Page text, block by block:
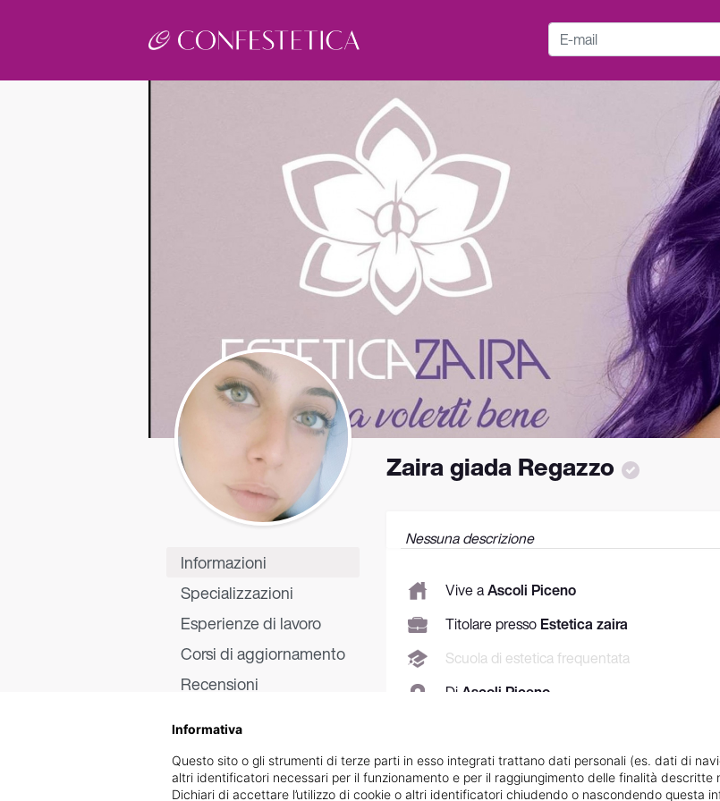
E-mail
Informazioni
Specializzazioni
Esperienze di lavoro
Corsi di aggiornamento
Recensioni
Zaira giada Regazzo
Nessuna descrizione
Vive aAscoli Piceno
Titolare presso Estetica zaira
Scuola di estetica frequentata
Di Ascoli Piceno
Vedi le informazioni di Zaira giada
Informativa
Questo sito o gli strumenti di terze parti in esso integrati trattano dati personali (es. dati di
altri identificatori necessari per il funzionamento e per il raggiungimento delle finalità descritte
Dichiari di accettare l’utilizzo di cookie o altri identificatori chiudendo o nascondendo questa